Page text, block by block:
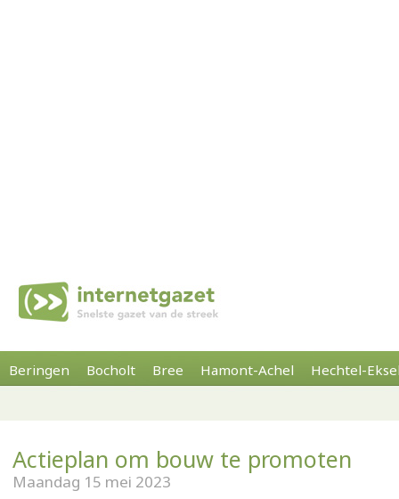
Beringen Bocholt Bree Hamont-Achel Hechtel-
Actieplan om bouw te promoten
Maandag 15 mei 2023